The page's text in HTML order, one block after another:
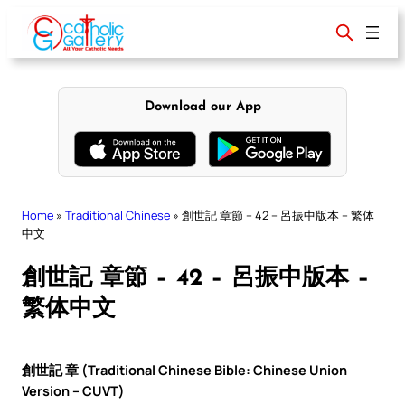
content
Download our App
Home » Traditional Chinese » 創世記 章節 – 42 – 呂振中版本 – 繁体
中文
創世記 章節 – 42 – 呂振中版本 –
繁体中文
創世記 章 (Traditional Chinese Bible: Chinese Union
Version – CUVT)